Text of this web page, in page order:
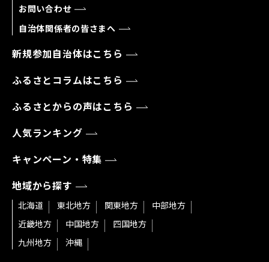
お問い合わせ
自治体関係者の皆さまへ
新規参加自治体はこちら
ふるさとコラムはこちら
ふるさとからの声はこちら
人気ランキング
キャンペーン・特集
地域から探す
北海道 東北地方 関東地方
中部地方
近畿地方
中国地方
四国地方
九州地方
沖縄